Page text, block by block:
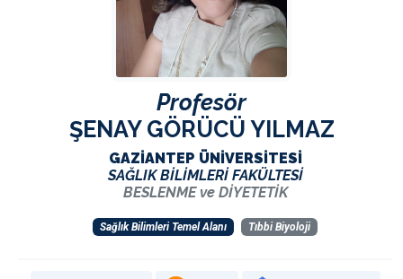
Profesör
ŞENAY GÖRÜCÜ YILMAZ
GAZİANTEP ÜNİVERSİTESİ
SAĞLIK BİLİMLERİ FAKÜLTESİ
BESLENME ve DİYETETİK
Sağlık Bilimleri Temel Alanı Tıbbi Biyoloji